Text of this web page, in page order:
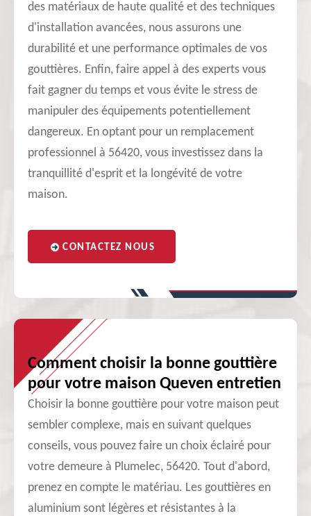
des matériaux de haute qualité et des techniques
d'installation avancées, nous assurons une
durabilité et une performance optimales de vos
gouttières. Enfin, faire appel à des experts vous
fait gagner du temps et vous évite le stress de
manipuler des équipements potentiellement
dangereux. En optant pour un remplacement
professionnel à 56420, vous investissez dans la
tranquillité d'esprit et la longévité de votre
maison.
CONTACTEZ NOUS
Comment choisir la bonne gouttière
pour votre maison Queven entretien
Choisir la bonne gouttière pour votre maison peut
sembler complexe, mais en suivant quelques
conseils, vous pouvez faire un choix éclairé pour
votre demeure à Plumelec, 56420. Tout d'abord,
prenez en compte le matériau. Les gouttières en
aluminium sont légères et résistantes à la